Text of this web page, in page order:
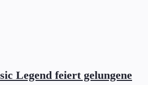
Legend feiert gelungene